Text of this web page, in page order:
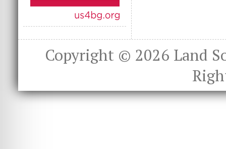
Copyright © 2026 Land